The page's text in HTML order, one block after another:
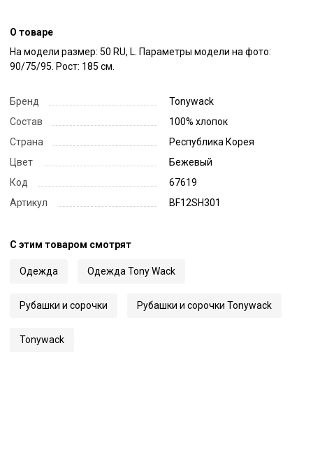
О товаре
На модели размер: 50 RU, L. Параметры модели на фото:
90/75/95. Рост: 185 см.
Бренд
Tonywack
Состав
100% хлопок
Страна
Республика Корея
Цвет
Бежевый
Код
67619
Артикул
BF12SH301
С этим товаром смотрят
Одежда Одежда Tony Wack
Рубашки и сорочки Рубашки и сорочки Tonywack
Tonywack